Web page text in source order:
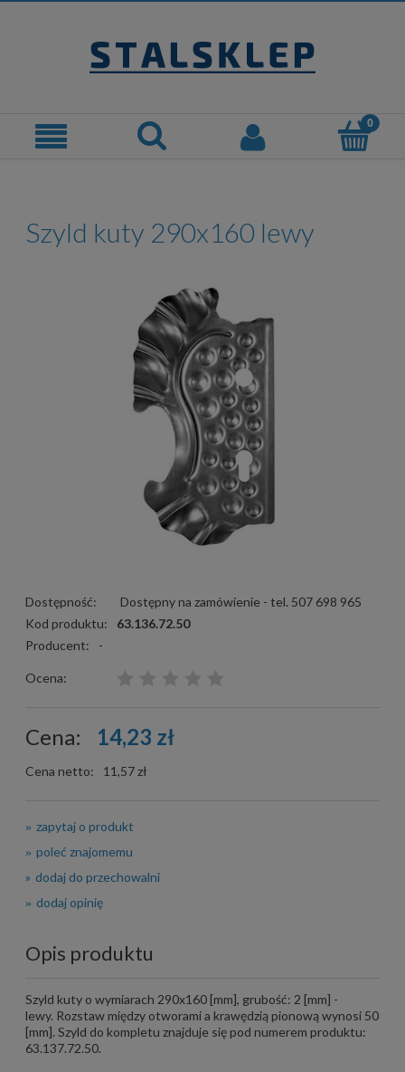
Szyld kuty 290x160 lewy
Dostępność:
Dostępny na zamówienie - tel. 507 698 965
Kod produktu:
63.136.72.50
Producent:
-
Ocena:
Cena: 14,23 zł
Cena netto: 11,57 zł
zapytaj o produkt
poleć znajomemu
dodaj do przechowalni
dodaj opinię
Opis produktu
Szyld kuty o wymiarach 290x160 [mm], grubość: 2 [mm] -
lewy. Rozstaw między otworami a krawędzią pionową wynosi 50
[mm]. Szyld do kompletu znajduje się pod numerem produktu:
63.137.72.50.